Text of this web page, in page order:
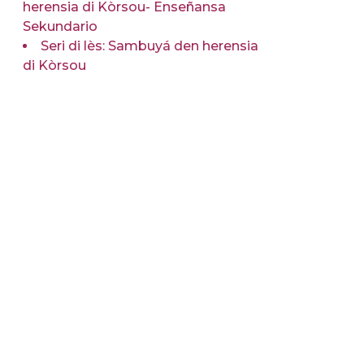
herensia di Kòrsou- Enseñansa
Sekundario
Seri di lès: Sambuyá den herensia
di Kòrsou